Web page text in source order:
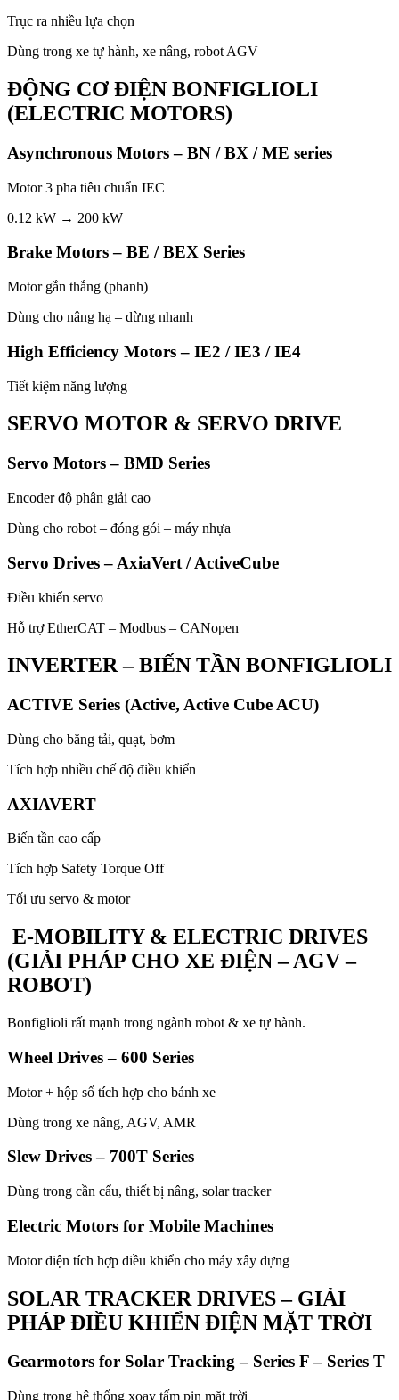
Trục ra nhiều lựa chọn
Dùng trong xe tự hành, xe nâng, robot AGV
ĐỘNG CƠ ĐIỆN BONFIGLIOLI
(ELECTRIC MOTORS)
Asynchronous Motors – BN / BX / ME series
Motor 3 pha tiêu chuẩn IEC
0.12 kW → 200 kW
Brake Motors – BE / BEX Series
Motor gắn thắng (phanh)
Dùng cho nâng hạ – dừng nhanh
High Efficiency Motors – IE2 / IE3 / IE4
Tiết kiệm năng lượng
SERVO MOTOR & SERVO DRIVE
Servo Motors – BMD Series
Encoder độ phân giải cao
Dùng cho robot – đóng gói – máy nhựa
Servo Drives – AxiaVert / ActiveCube
Điều khiển servo
Hỗ trợ EtherCAT – Modbus – CANopen
INVERTER – BIẾN TẦN BONFIGLIOLI
ACTIVE Series (Active, Active Cube ACU)
Dùng cho băng tải, quạt, bơm
Tích hợp nhiều chế độ điều khiển
AXIAVERT
Biến tần cao cấp
Tích hợp Safety Torque Off
Tối ưu servo & motor
E-MOBILITY & ELECTRIC DRIVES
(GIẢI PHÁP CHO XE ĐIỆN – AGV –
ROBOT)
Bonfiglioli rất mạnh trong ngành robot & xe tự hành.
Wheel Drives – 600 Series
Motor + hộp số tích hợp cho bánh xe
Dùng trong xe nâng, AGV, AMR
Slew Drives – 700T Series
Dùng trong cần cẩu, thiết bị nâng, solar tracker
Electric Motors for Mobile Machines
Motor điện tích hợp điều khiển cho máy xây dựng
SOLAR TRACKER DRIVES – GIẢI
PHÁP ĐIỀU KHIỂN ĐIỆN MẶT TRỜI
Gearmotors for Solar Tracking – Series F – Series T
Dùng trong hệ thống xoay tấm pin mặt trời